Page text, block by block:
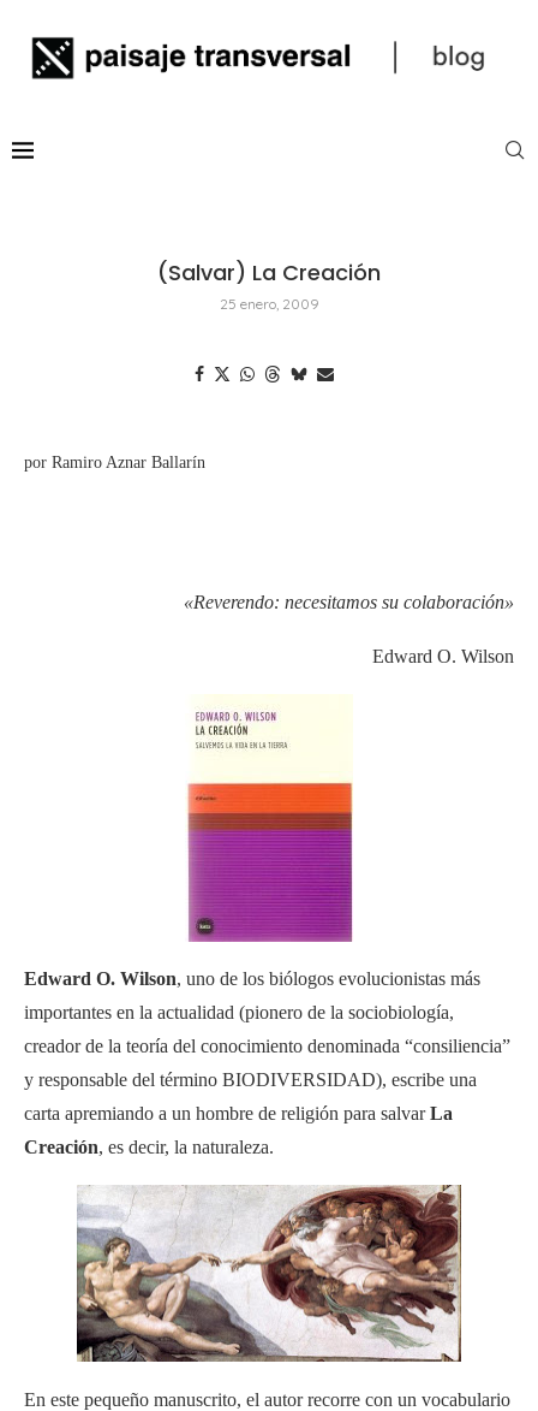
(Salvar) La Creación
25 enero, 2009
por Ramiro Aznar Ballarín
«Reverendo: necesitamos su colaboración»
Edward O. Wilson
Edward O. Wilson, uno de los biólogos evolucionistas más
importantes en la actualidad (pionero de la sociobiología,
creador de la teoría del conocimiento denominada “consiliencia”
y responsable del término BIODIVERSIDAD), escribe una
carta apremiando a un hombre de religión para salvarLa
Creación, es decir, la naturaleza.
En este pequeño manuscrito, el autor recorre con un vocabulario